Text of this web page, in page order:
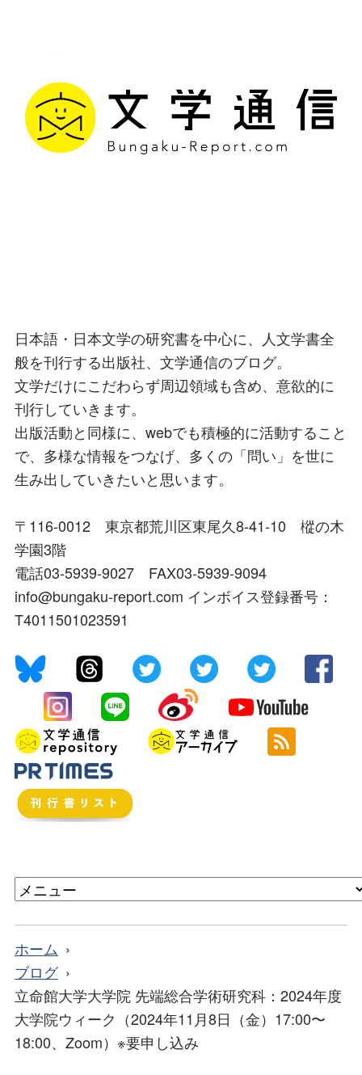
日本語・日本文学の研究書を中心に、人文学書全
般を刊行する出版社、文学通信のブログ。
文学だけにこだわらず周辺領域も含め、意欲的に
刊行していきます。
出版活動と同様に、webでも積極的に活動すること
で、多様な情報をつなげ、多くの「問い」を世に
生み出していきたいと思います。
〒116-0012 東京都荒川区東尾久8-41-10 樅の木
学園3階
電話03-5939-9027 FAX03-5939-9094
info@bungaku-report.com インボイス登録番号：
T4011501023591
ホーム
ブログ
立命館大学大学院 先端総合学術研究科：2024年度
大学院ウィーク（2024年11月8日（金）17:00〜
18:00、Zoom）※要申し込み